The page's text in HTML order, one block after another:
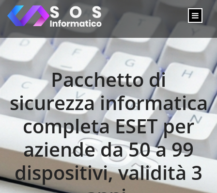
Pacchetto di
sicurezza informatica
completa ESET per
aziende da 50 a 99
dispositivi, validità 3